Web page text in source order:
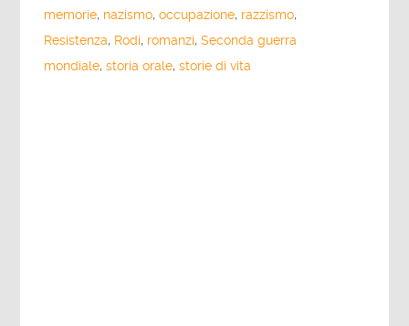
memorie, nazismo,occupazione, razzismo,
Resistenza, Rodi, romanzi,Seconda guerra
mondiale,storia orale,storie di vita